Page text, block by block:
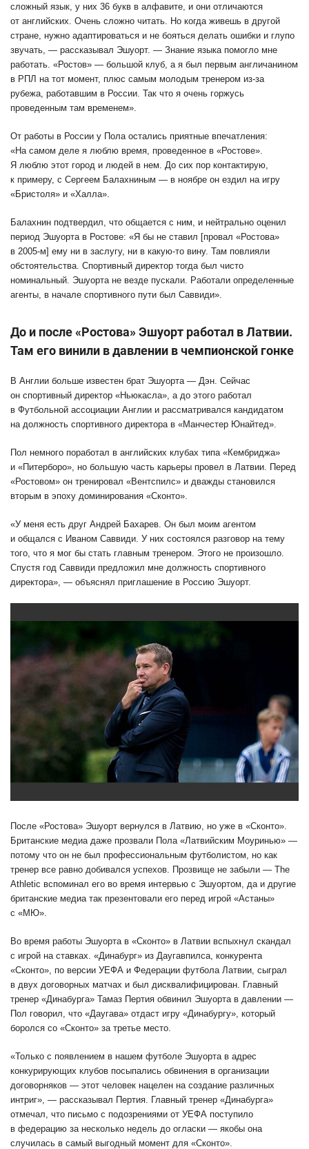
сложный язык, у них 36 букв в алфавите, и они отличаются
от английских. Очень сложно читать. Но когда живешь в другой
стране, нужно адаптироваться и не бояться делать ошибки и глупо
звучать, — рассказывал Эшуорт. — Знание языка помогло мне
работать. «Ростов» — большой клуб, а я был первым англичанином
в РПЛ на тот момент, плюс самым молодым тренером из-за
рубежа, работавшим в России. Так что я очень горжусь
проведенным там временем».
От работы в России у Пола остались приятные впечатления:
«На самом деле я люблю время, проведенное в «Ростове».
Я люблю этот город и людей в нем. До сих пор контактирую,
к примеру, с Сергеем Балахниным — в ноябре он ездил на игру
«Бристоля» и «Халла».
Балахнин подтвердил, что общается с ним, и нейтрально оценил
период Эшуорта в Ростове: «Я бы не ставил [провал «Ростова»
в 2005-м] ему ни в заслугу, ни в какую-то вину. Там повлияли
обстоятельства. Спортивный директор тогда был чисто
номинальный. Эшуорта не везде пускали. Работали определенные
агенты, в начале спортивного пути был Саввиди».
До и после «Ростова» Эшуорт работал в Латвии.
Там его винили в давлении в чемпионской гонке
В Англии больше известен брат Эшуорта — Дэн. Сейчас
он спортивный директор «Ньюкасла», а до этого работал
в Футбольной ассоциации Англии и рассматривался кандидатом
на должность спортивного директора в «Манчестер Юнайтед».
Пол немного поработал в английских клубах типа «Кембриджа»
и «Питерборо», но большую часть карьеры провел в Латвии. Перед
«Ростовом» он тренировал «Вентспилс» и дважды становился
вторым в эпоху доминирования «Сконто».
«У меня есть друг Андрей Бахарев. Он был моим агентом
и общался с Иваном Саввиди. У них состоялся разговор на тему
того, что я мог бы стать главным тренером. Этого не произошло.
Спустя год Саввиди предложил мне должность спортивного
директора», — объяснял приглашение в Россию Эшуорт.
После «Ростова» Эшуорт вернулся в Латвию, но уже в «Сконто».
Британские медиа даже прозвали Пола «Латвийским Моуринью» —
потому что он не был профессиональным футболистом, но как
тренер все равно добивался успехов. Прозвище не забыли — The
Athletic вспоминал его во время интервью с Эшуортом, да и другие
британские медиа так презентовали его перед игрой «Астаны»
с «МЮ».
Во время работы Эшуорта в «Сконто» в Латвии вспыхнул скандал
с игрой на ставках. «Динабург» из Даугавпилса, конкурента
«Сконто», по версии УЕФА и Федерации футбола Латвии, сыграл
в двух договорных матчах и был дисквалифицирован. Главный
тренер «Динабурга» Тамаз Пертия обвинил Эшуорта в давлении —
Пол говорил, что «Даугава» отдаст игру «Динабургу», который
боролся со «Сконто» за третье место.
«Только с появлением в нашем футболе Эшуорта в адрес
конкурирующих клубов посыпались обвинения в организации
договорняков — этот человек нацелен на создание различных
интриг», — рассказывал Пертия. Главный тренер «Динабурга»
отмечал, что письмо с подозрениями от УЕФА поступило
в федерацию за несколько недель до огласки — якобы она
случилась в самый выгодный момент для «Сконто».